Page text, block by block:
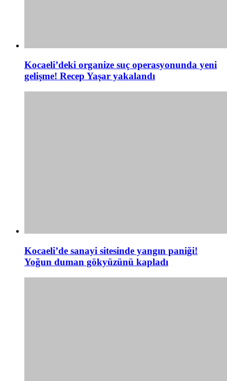
Kocaeli’deki organize suç operasyonunda yeni
gelişme! Recep Yaşar yakalandı
Kocaeli’de sanayi sitesinde yangın paniği!
Yoğun duman gökyüzünü kapladı